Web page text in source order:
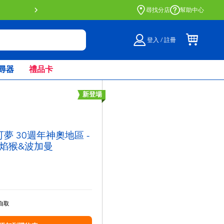
門店自取服務 網上購買並在店內
尋找分店 幫助中心
登入 / 註冊
器 禮品卡
新登場
夢 30週年神奧地區 -
猴&波加曼
取